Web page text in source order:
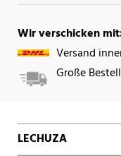
Wir verschicken
Versand
Große
LECHUZA